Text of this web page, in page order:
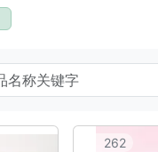
262